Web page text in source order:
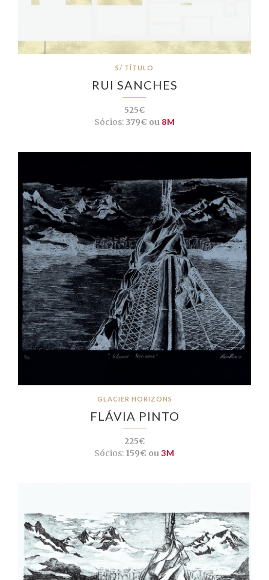
S/ TÍTULO
RUI SANCHES
525€
Sócios:379€ ou 8M
GLACIER HORIZONS
FLÁVIA PINTO
225€
Sócios: 159€ ou3M